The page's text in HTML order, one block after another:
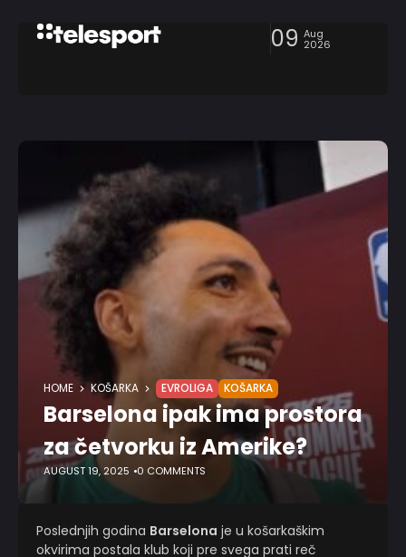
09 Aug
2026
HOME KOŠARKA EVROLIGA KOŠARKA
Barselona ipak ima prostora
za četvorku iz Amerike?
AUGUST 19, 2025 0 COMMENTS
Poslednjih godina Barselona je u košarkaškim
okvirima postala klub koji pre svega prati reč